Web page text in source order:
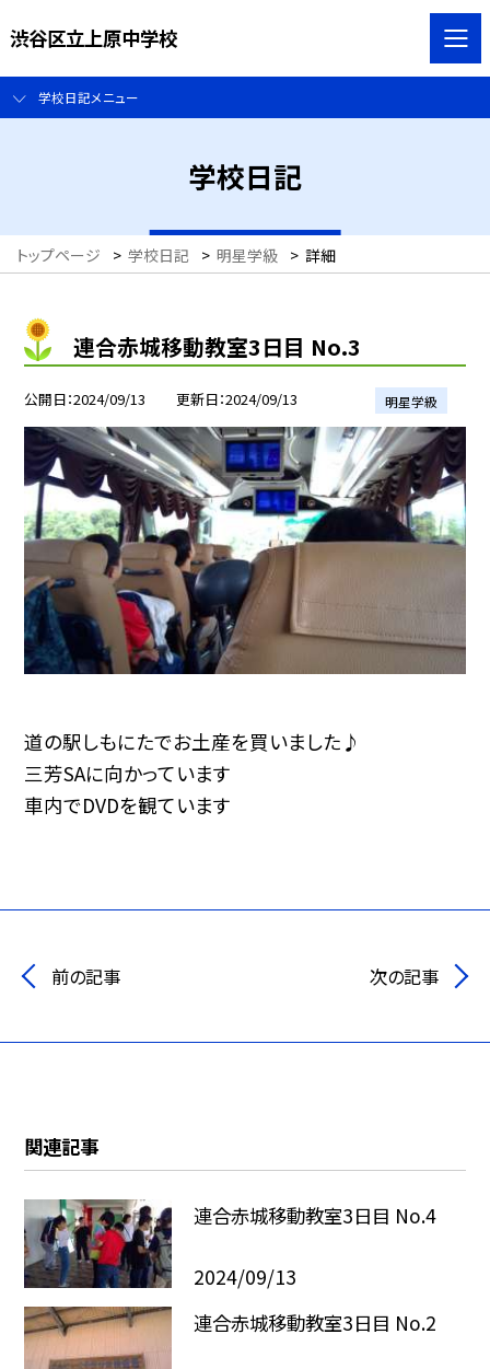
渋谷区立上原中学校
学校日記メニュー
学校日記
トップページ > 学校日記 > 明星学級 > 詳細
連合赤城移動教室3日目 No.3
公開日 2024/09/13 更新日 2024/09/13 明星学級
道の駅しもにたでお土産を買いました♪
三芳SAに向かっています
車内でDVDを観ています
前の記事 次の記事
関連記事
連合赤城移動教室3日目 No.4
2024/09/13
連合赤城移動教室3日目 No.2